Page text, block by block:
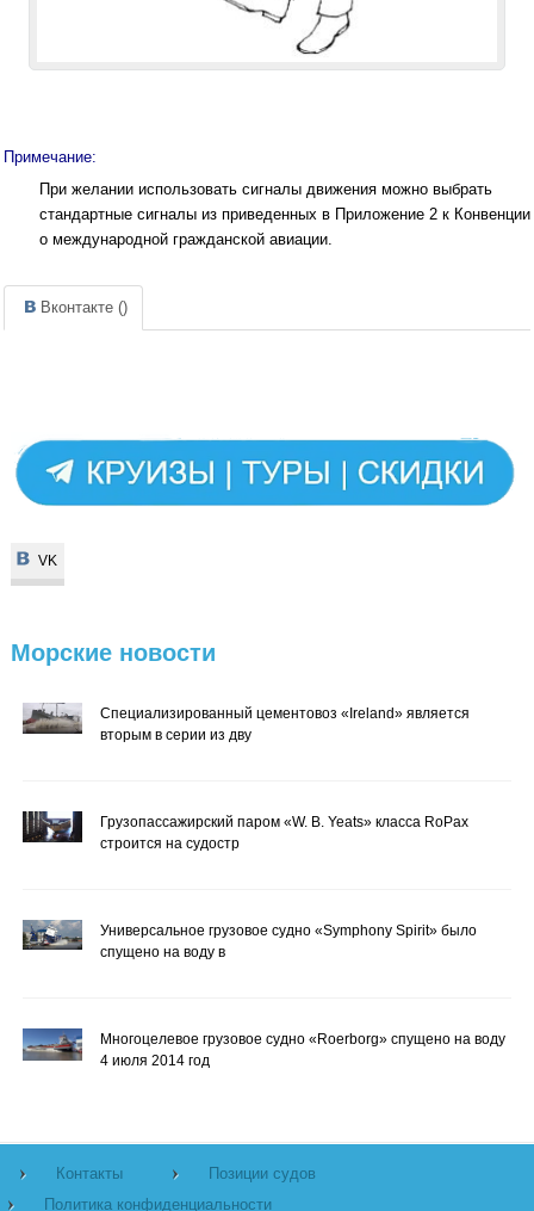
Примечание:
При желании использовать сигналы движения можно выбрать
стандартные сигналы из приведенных в Приложение 2 к Конвенции
о международной гражданской авиации.
Вконтакте ()
VK
VK
Морские новости
Специализированный цементовоз «Ireland» является
вторым в серии из дву
Грузопассажирский паром «W. B. Yeats» класса RoPax
строится на судостр
Универсальное грузовое судно «Symphony Spirit» было
спущено на воду в
Многоцелевое грузовое судно «Roerborg» спущено на воду
4 июля 2014 год
Контакты
Позиции судов
Политика конфиденциальности